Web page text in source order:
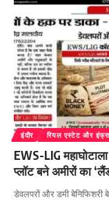
इंदौर रियल एस्टेट और
EWS-LIG
प्लॉट बने अमीरों का
डेवलपरों और डमी